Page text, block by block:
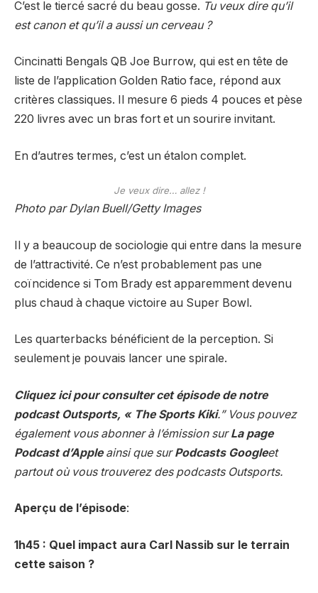
C’est le tiercé sacré du beau gosse. Tu veux dire qu’il
est canon et qu’il a aussi un cerveau ?
Cincinatti Bengals QB Joe Burrow, qui est en tête de
liste de l’application Golden Ratio face, répond aux
critères classiques. Il mesure 6 pieds 4 pouces et pèse
220 livres avec un bras fort et un sourire invitant.
En d’autres termes, c’est un étalon complet.
Je veux dire… allez !
Photo par Dylan Buell/Getty Images
Il y a beaucoup de sociologie qui entre dans la mesure
de l’attractivité. Ce n’est probablement pas une
coïncidence si Tom Brady est apparemment devenu
plus chaud à chaque victoire au Super Bowl.
Les quarterbacks bénéficient de la perception. Si
seulement je pouvais lancer une spirale.
Cliquez ici pour consulter cet épisode de notre
podcast Outsports, « The Sports Kiki.” Vous pouvez
également vous abonner à l’émission surLa page
Podcast d’Appleainsi que surPodcasts Googleet
partout où vous trouverez des podcasts Outsports.
Aperçu de l’épisode:
1h45 : Quel impact aura Carl Nassib sur le terrain
cette saison ?